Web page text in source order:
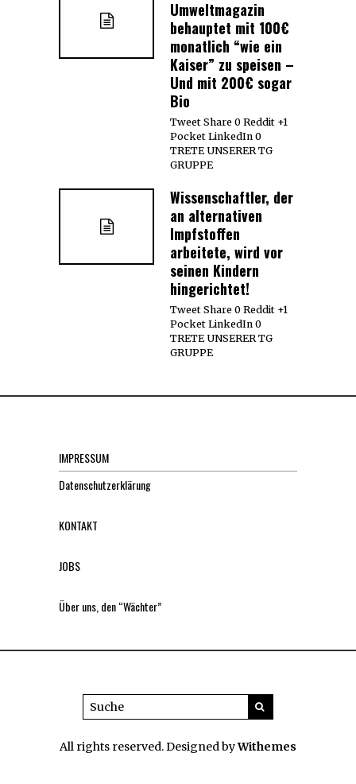
Umweltmagazin
behauptet mit 100€
monatlich “wie ein
Kaiser” zu speisen –
Und mit 200€ sogar
Bio
Tweet Share 0 Reddit +1
Pocket LinkedIn 0
TRETE UNSERER TG
GRUPPE
Wissenschaftler, der
an alternativen
Impfstoffen
arbeitete, wird vor
seinen Kindern
hingerichtet!
Tweet Share 0 Reddit +1
Pocket LinkedIn 0
TRETE UNSERER TG
GRUPPE
IMPRESSUM
Datenschutzerklärung
KONTAKT
JOBS
Über uns, den “Wächter”
All rights reserved. Designed byWithemes